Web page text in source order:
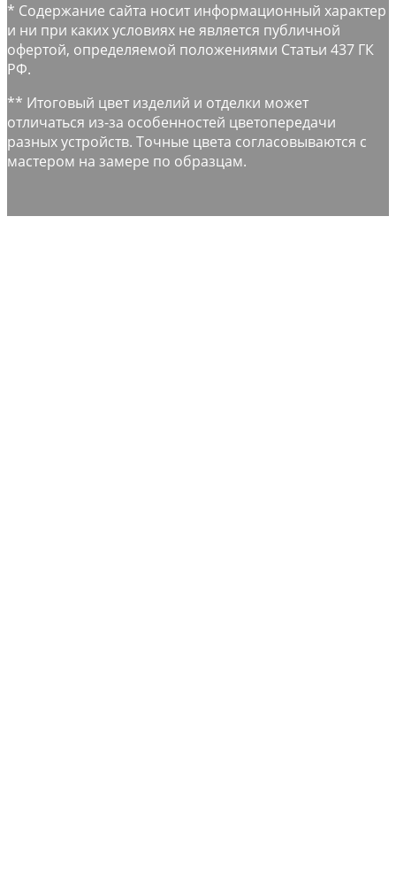
* Содержание сайта носит информационный характер
и ни при каких условиях не является публичной
офертой, определяемой положениями Статьи 437 ГК
РФ.
** Итоговый цвет изделий и отделки может
отличаться из-за особенностей цветопередачи
разных устройств. Точные цвета согласовываются с
мастером на замере по образцам.